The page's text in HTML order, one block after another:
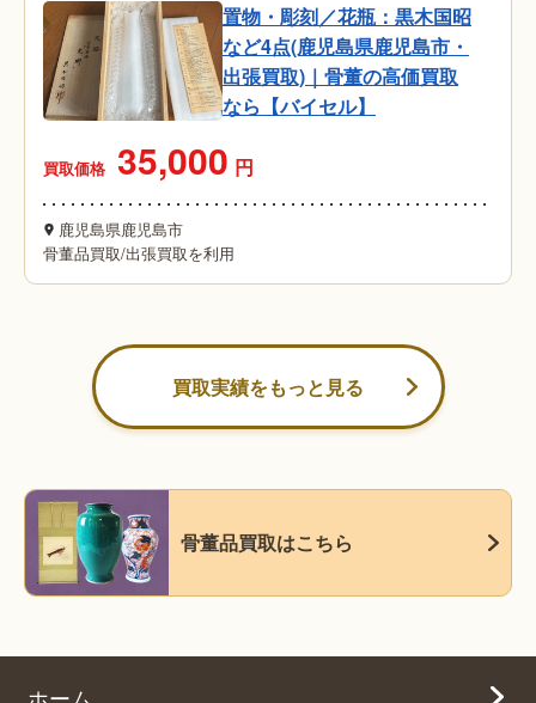
置物・彫刻／花瓶：黒木国昭
など4点(鹿児島県鹿児島市・
出張買取)｜骨董の高価買取
なら【バイセル】
買取価格 35,000 円
鹿児島県鹿児島市
骨董品買取/出張買取を利用
買取実績をもっと見る
骨董品買取はこちら
ホーム